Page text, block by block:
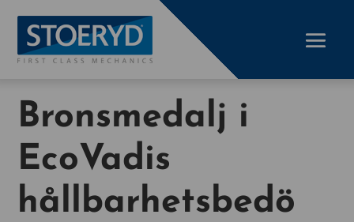
Bronsmedalj i
EcoVadis
hållbarhetsbedö